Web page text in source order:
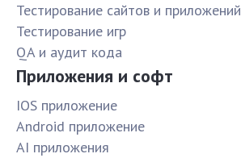
Тестирование сайтов и приложений
Тестирование игр
QA и аудит кода
Приложения и софт
IOS приложение
Android приложение
AI приложения